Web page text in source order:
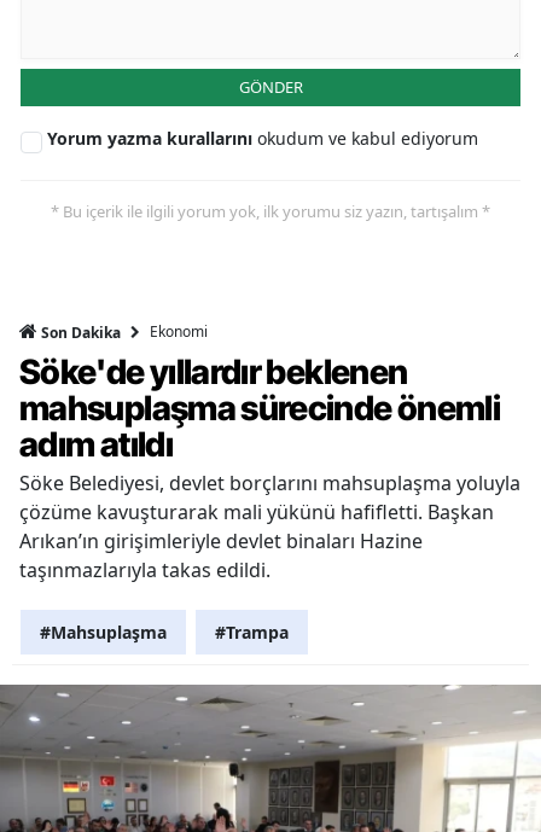
GÖNDER
Yorum yazma kurallarını okudum ve kabul ediyorum
* Bu içerik ile ilgili yorum yok, ilk yorumu siz yazın, tartışalım *
Son Dakika Ekonomi
Söke'de yıllardır beklenen
mahsuplaşma sürecinde önemli
adım atıldı
Söke Belediyesi, devlet borçlarını mahsuplaşma yoluyla
çözüme kavuşturarak mali yükünü hafifletti. Başkan
Arıkan’ın girişimleriyle devlet binaları Hazine
taşınmazlarıyla takas edildi.
#Mahsuplaşma #Trampa